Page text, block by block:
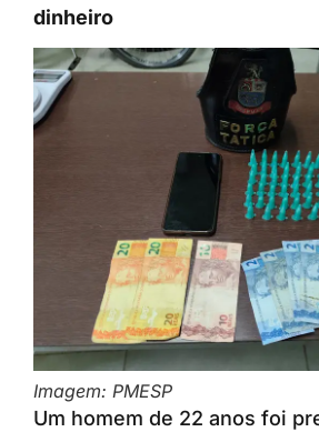
dinheiro
Imagem: PMESP
Um homem de 22 anos foi